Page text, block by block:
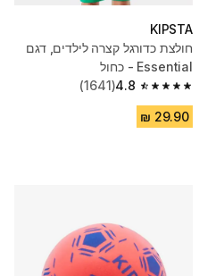
KIPSTA
חולצת כדורגל קצרה לילדים, דגם
Essential - כחול
4.8
4.8 out of 5 stars from 1641 reviews
(1641)